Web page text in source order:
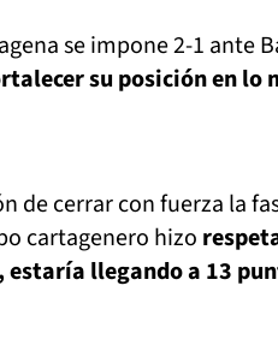
se impone 2-1 ante
su posición en lo
de cerrar con fuerza la
cartagenero hizo
estaría llegando a 13